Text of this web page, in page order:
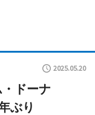
2025.05.20
ドーナ
ぶり